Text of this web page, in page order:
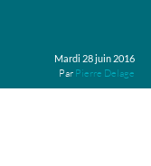
Mardi 28 juin 2016
Par Pierre Delage